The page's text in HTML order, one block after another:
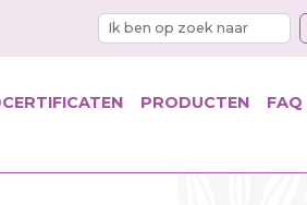
PRODUCTEN FAQ